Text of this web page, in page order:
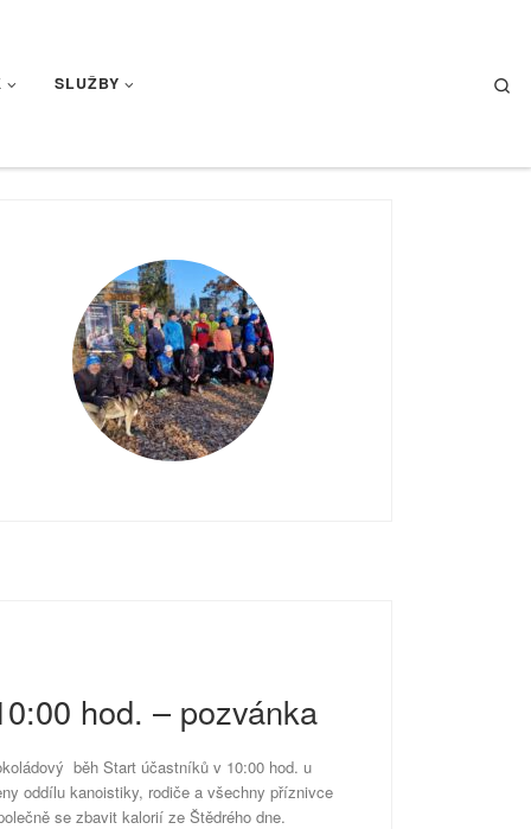
SLUŽBY
hod. – pozvánka
běh Start účastníků v 10:00 hod. u
oddílu kanoistiky, rodiče a všechny příznivce
se zbavit kalorií ze Štědrého dne.